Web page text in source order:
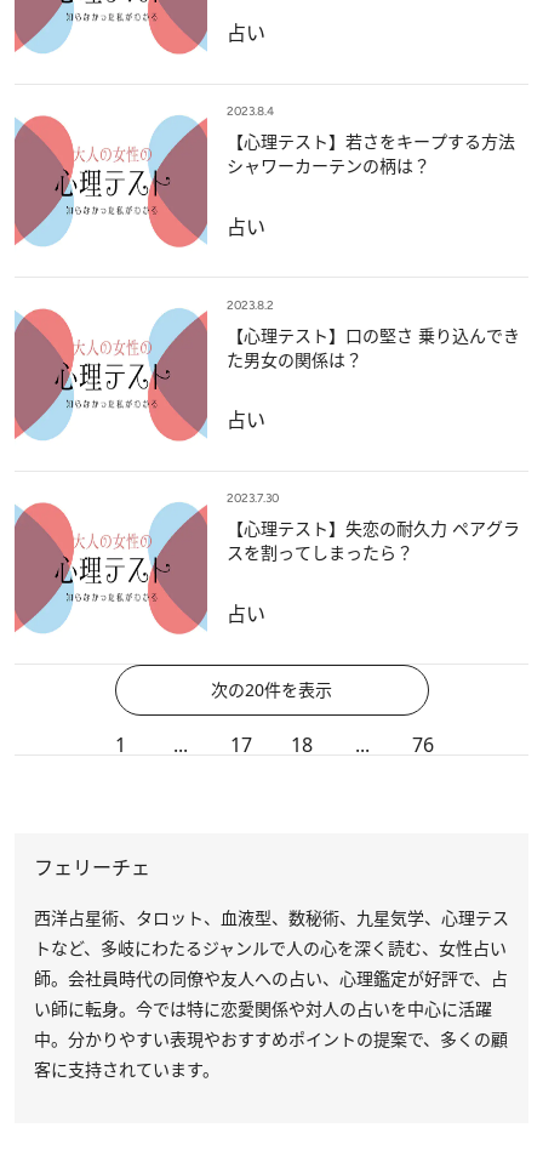
占い
2023.8.4
【心理テスト】若さをキープする方法
シャワーカーテンの柄は？
占い
2023.8.2
【心理テスト】口の堅さ 乗り込んでき
た男女の関係は？
占い
2023.7.30
【心理テスト】失恋の耐久力 ペアグラ
スを割ってしまったら？
占い
次の20件を表示
1 ... 17 18 ... 76
フェリーチェ
西洋占星術、タロット、血液型、数秘術、九星気学、心理テス
トなど、多岐にわたるジャンルで人の心を深く読む、女性占い
師。会社員時代の同僚や友人への占い、心理鑑定が好評で、占
い師に転身。今では特に恋愛関係や対人の占いを中心に活躍
中。分かりやすい表現やおすすめポイントの提案で、多くの顧
客に支持されています。